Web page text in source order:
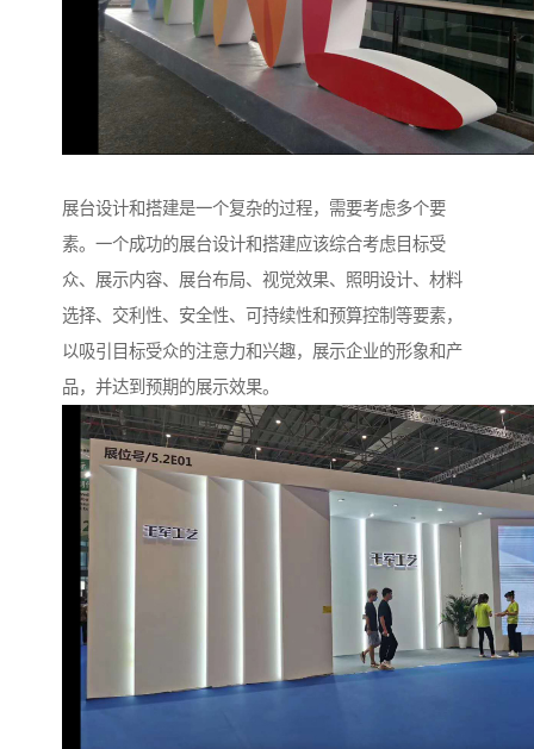
展台设计和搭建是一个复杂的过程，需要考虑多个要
素。一个成功的展台设计和搭建应该综合考虑目标受
众、展示内容、展台布局、视觉效果、照明设计、材料
选择、交利性、安全性、可持续性和预算控制等要素，
以吸引目标受众的注意力和兴趣，展示企业的形象和产
品，并达到预期的展示效果。